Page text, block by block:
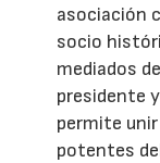
asociación
socio
mediados
presidente
permite
potentes